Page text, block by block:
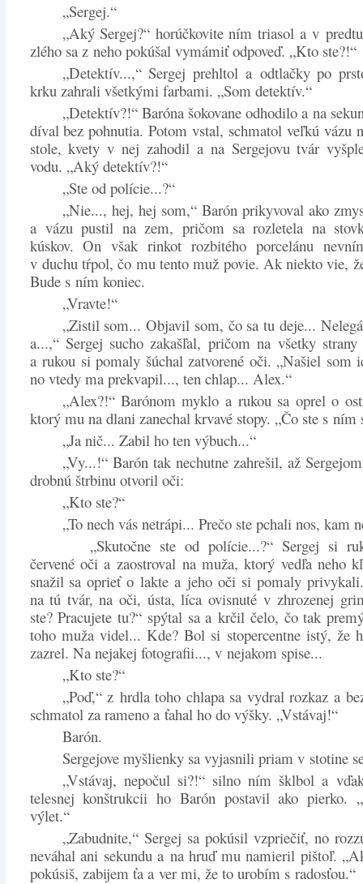
„Sergej.“
„Aký Sergej?“ horúčkovite ním triasol a v
zlého sa z neho pokúšal vymámiť odpoveď. „Kto ste?!“
„Detektív...,“ Sergej prehltol a odtlačky po
krku zahrali všetkými farbami. „Som detektív.“
„Detektív?!“ Baróna šokovane odhodilo a na
díval bez pohnutia. Potom vstal, schmatol veľkú vázu
stole, kvety v nej zahodil a na Sergejovu tvár
vodu. „Aký detektív?!“
„Ste od polície...?“
„Nie..., hej, hej som,“ Barón prikyvoval ako
a vázu pustil na zem, pričom sa rozletela na
kúskov. On však rinkot rozbitého porcelánu
v duchu tŕpol, čo mu tento muž povie. Ak niekto vie,
Bude s ním koniec.
„Vravte!“
„Zistil som... Objavil som, čo sa tu deje...
a...,“ Sergej sucho zakašľal, pričom na všetky
a rukou si pomaly šúchal zatvorené oči. „Našiel som
no vtedy ma prekvapil..., ten chlap... Alex.“
„Alex?!“ Barónom myklo a rukou sa oprel o
ktorý mu na dlani zanechal krvavé stopy. „Čo ste s ním
„Ja nič... Zabil ho ten výbuch...“
„Vy...!“ Barón tak nechutne zahrešil, až
drobnú štrbinu otvoril oči:
„Kto ste?“
„To nech vás netrápi... Prečo ste pchali nos, kam
„Skutočne ste od polície...?“ Sergej si
červené oči a zaostroval na muža, ktorý vedľa neho
snažil sa oprieť o lakte a jeho oči si pomaly
na tú tvár, na oči, ústa, líca ovisnuté v zhrozenej
ste? Pracujete tu?“ spýtal sa a krčil čelo, čo tak
toho muža videl... Kde? Bol si stopercentne istý, že
zazrel. Na nejakej fotografii..., v nejakom spise...
„Kto ste?“
„Poď,“ z hrdla toho chlapa sa vydral rozkaz a
schmatol za rameno a ťahal ho do výšky. „Vstávaj!“
Barón.
Sergejove myšlienky sa vyjasnili priam v stotine
„Vstávaj, nepočul si?!“ silno ním šklbol a
telesnej konštrukcii ho Barón postavil ako pierko.
výlet.“
„Zabudnite,“ Sergej sa pokúsil vzpriečiť, no
neváhal ani sekundu a na hruď mu namieril pištoľ.
pokúsiš, zabijem ťa a ver mi, že to urobím s radosťou.“